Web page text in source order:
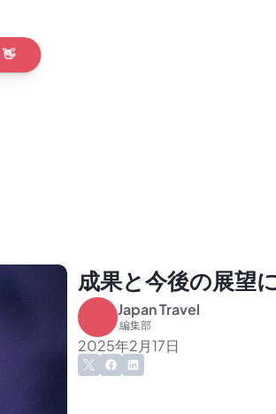
👋
成果と今後の展望
Japan Travel
編集部
2025年2月17日